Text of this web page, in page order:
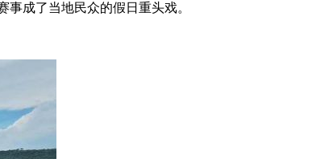
成了当地民众的假日重头戏。